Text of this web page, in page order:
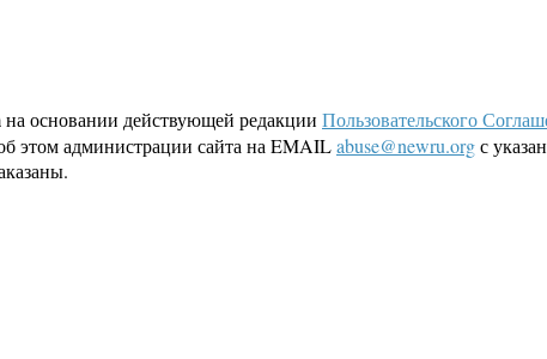
на основании действующей редакции Пользовательского
этом администрации сайта на EMAILabuse@newru.orgс